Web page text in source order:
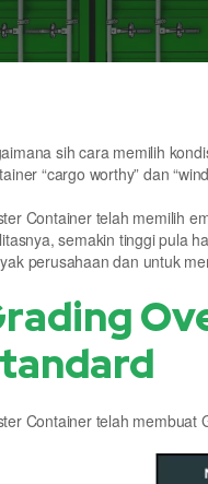
sih cara memilih
“cargo worthy” dan
Container telah memilih
semakin tinggi pula
perusahaan dan untuk
Container telah membuat